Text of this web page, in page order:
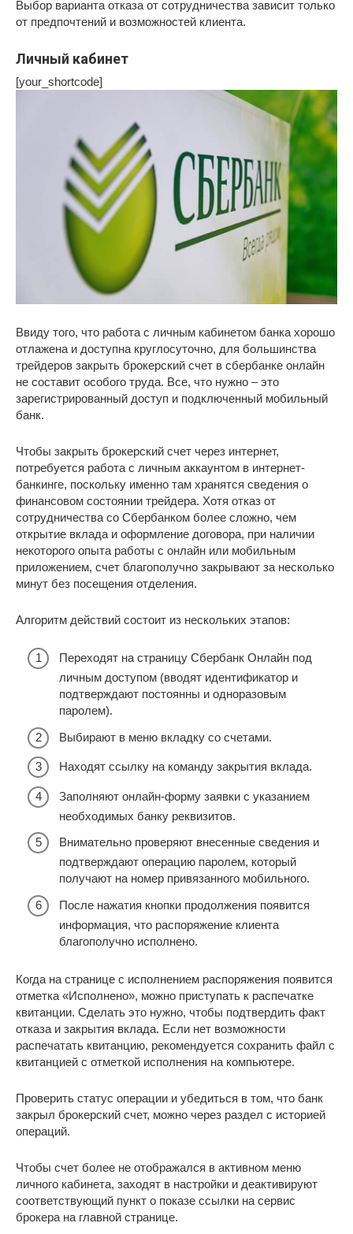
Выбор варианта отказа от сотрудничества зависит только
от предпочтений и возможностей клиента.
Личный кабинет
[your_shortcode]
Ввиду того, что работа с личным кабинетом банка хорошо
отлажена и доступна круглосуточно, для большинства
трейдеров закрыть брокерский счет в сбербанке онлайн
не составит особого труда. Все, что нужно – это
зарегистрированный доступ и подключенный мобильный
банк.
Чтобы закрыть брокерский счет через интернет,
потребуется работа с личным аккаунтом в интернет-
банкинге, поскольку именно там хранятся сведения о
финансовом состоянии трейдера. Хотя отказ от
сотрудничества со Сбербанком более сложно, чем
открытие вклада и оформление договора, при наличии
некоторого опыта работы с онлайн или мобильным
приложением, счет благополучно закрывают за несколько
минут без посещения отделения.
Алгоритм действий состоит из нескольких этапов:
Переходят на страницу Сбербанк Онлайн под
личным доступом (вводят идентификатор и
подтверждают постоянны и одноразовым
паролем).
Выбирают в меню вкладку со счетами.
Находят ссылку на команду закрытия вклада.
Заполняют онлайн-форму заявки с указанием
необходимых банку реквизитов.
Внимательно проверяют внесенные сведения и
подтверждают операцию паролем, который
получают на номер привязанного мобильного.
После нажатия кнопки продолжения появится
информация, что распоряжение клиента
благополучно исполнено.
Когда на странице с исполнением распоряжения появится
отметка «Исполнено», можно приступать к распечатке
квитанции. Сделать это нужно, чтобы подтвердить факт
отказа и закрытия вклада. Если нет возможности
распечатать квитанцию, рекомендуется сохранить файл с
квитанцией с отметкой исполнения на компьютере.
Проверить статус операции и убедиться в том, что банк
закрыл брокерский счет, можно через раздел с историей
операций.
Чтобы счет более не отображался в активном меню
личного кабинета, заходят в настройки и деактивируют
соответствующий пункт о показе ссылки на сервис
брокера на главной странице.